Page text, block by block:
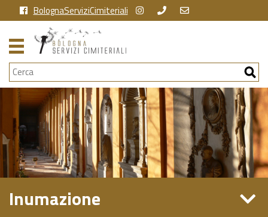
BolognaServiziCimiteriali
Cerca
Inumazione